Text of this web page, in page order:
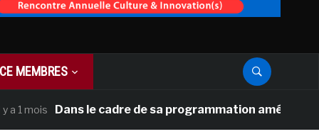
MEMBRES
Dans le cadre de sa programmation américaine,